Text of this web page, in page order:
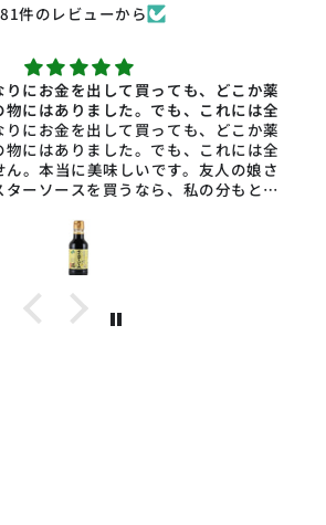
件のレビューから
りにお金を出して買っても、どこか薬
にはありました。でも、これには全
りにお金を出して買っても、どこか薬
にはありました。でも、これには全
ん。本当に美味しいです。友人の娘さ
ーソースを買うなら、私の分もと追